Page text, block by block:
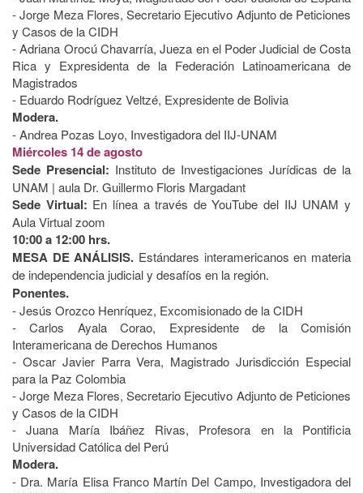
- Jorge Meza Flores, Secretario Ejecutivo Adjunto de Peticiones
y Casos de la CIDH
- Adriana Orocú Chavarría, Jueza en el Poder Judicial de Costa
Rica y Expresidenta de la Federación Latinoamericana de
Magistrados
- Eduardo Rodríguez Veltzé, Expresidente de Bolivia
Modera.
- Andrea Pozas Loyo, Investigadora del IIJ-UNAM
Miércoles 14 de agosto
Sede Presencial: Instituto de Investigaciones Jurídicas de la
UNAM | aula Dr. Guillermo Floris Margadant
Sede Virtual: En línea a través de YouTube del IIJ UNAM y
Aula Virtual zoom
10:00 a 12:00 hrs.
MESA DE ANÁLISIS. Estándares interamericanos en materia
de independencia judicial y desafíos en la región.
Ponentes.
- Jesús Orozco Henríquez, Excomisionado de la CIDH
- Carlos Ayala Corao, Expresidente de la Comisión
Interamericana de Derechos Humanos
- Oscar Javier Parra Vera, Magistrado Jurisdicción Especial
para la Paz Colombia
- Jorge Meza Flores, Secretario Ejecutivo Adjunto de Peticiones
y Casos de la CIDH
- Juana María Ibáñez Rivas, Profesora en la Pontificia
Universidad Católica del Perú
Modera.
- Dra. María Elisa Franco Martín Del Campo, Investigadora del